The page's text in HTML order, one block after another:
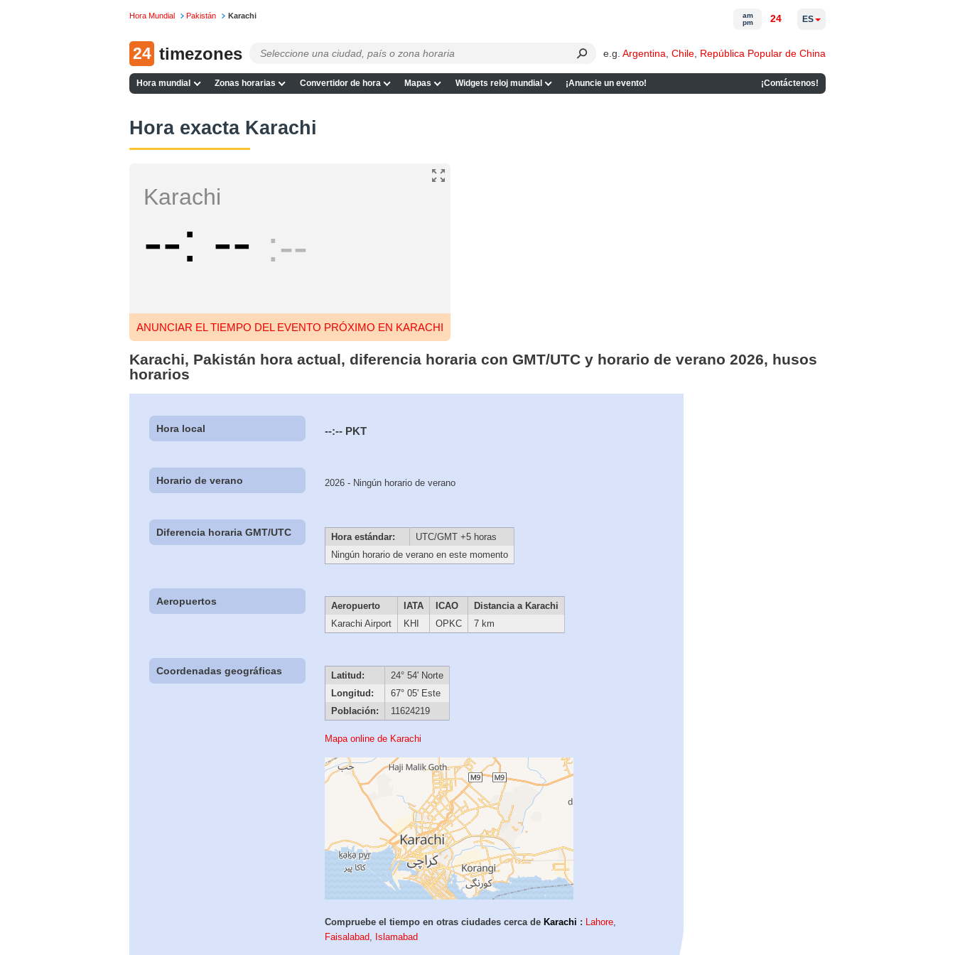
Hora Mundial Pakistán Karachi
24 timezones e.g. Argentina Chile República Popular de China
Hora mundial Zonas horarias Convertidor de hora Mapas Widgets reloj mundial ¡Anuncie un evento! ¡Contáctenos!
am
pm
24 ES
Hora exacta Karachi
Karachi
-- -- --
ANUNCIAR EL TIEMPO DEL EVENTO PRÓXIMO EN KARACHI
Karachi, Pakistán hora actual, diferencia horaria con GMT/UTC y horario de verano 2026, husos
horarios
Hora local --:-- PKT
Horario de verano 2026 - Ningún horario de verano
Diferencia horaria GMT/UTC Hora estándar:
UTC/GMT +5 horas
Ningún horario de verano en este momento
Aeropuertos Aeropuerto IATA ICAO
Distancia a Karachi
Karachi Airport
KHI OPKC 7 km
Coordenadas geográficas Latitud:
24° 54' Norte
Longitud:
67° 05' Este
Población:
11624219
Mapa online de Karachi
Compruebe el tiempo en otras ciudades cerca de Karachi : Lahore,
Faisalabad, Islamabad